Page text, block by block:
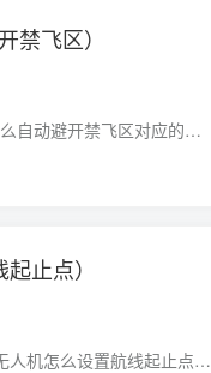
飞区）
自动避开禁飞区对应的知
止点）
人机怎么设置航线起止点进